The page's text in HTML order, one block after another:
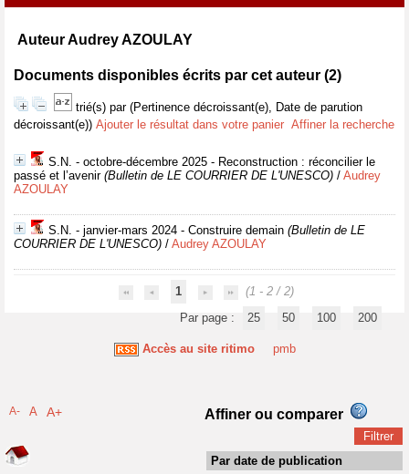
Auteur Audrey AZOULAY
Documents disponibles écrits par cet auteur (2)
trié(s) par (Pertinence décroissant(e), Date de parution
décroissant(e)) Ajouter le résultat dans votre panier Affiner la recherche
S.N. - octobre-décembre 2025 - Reconstruction : réconcilier le
passé et l’avenir(Bulletin de LE COURRIER DE L'UNESCO) / Audrey
AZOULAY
S.N. - janvier-mars 2024 - Construire demain (Bulletin de LE
COURRIER DE L'UNESCO) / Audrey AZOULAY
1
(1 - 2 / 2)
Par page :
25 50 100 200
Accès au site ritimo pmb
A- A A+ Affiner ou comparer
Par date de publication